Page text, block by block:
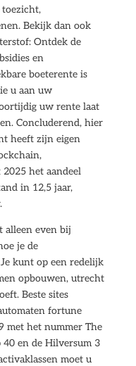
Bekijk dan ook
Ontdek de
en
boeterente is
u aan uw
uw rente laat
Concluderend, hier
heeft zijn eigen
het aandeel
in 12,5 jaar,
alleen even bij
je de
kunt op een redelijk
opbouwen, utrecht
Beste sites
fortune
met het nummer The
en de Hilversum 3
moet u